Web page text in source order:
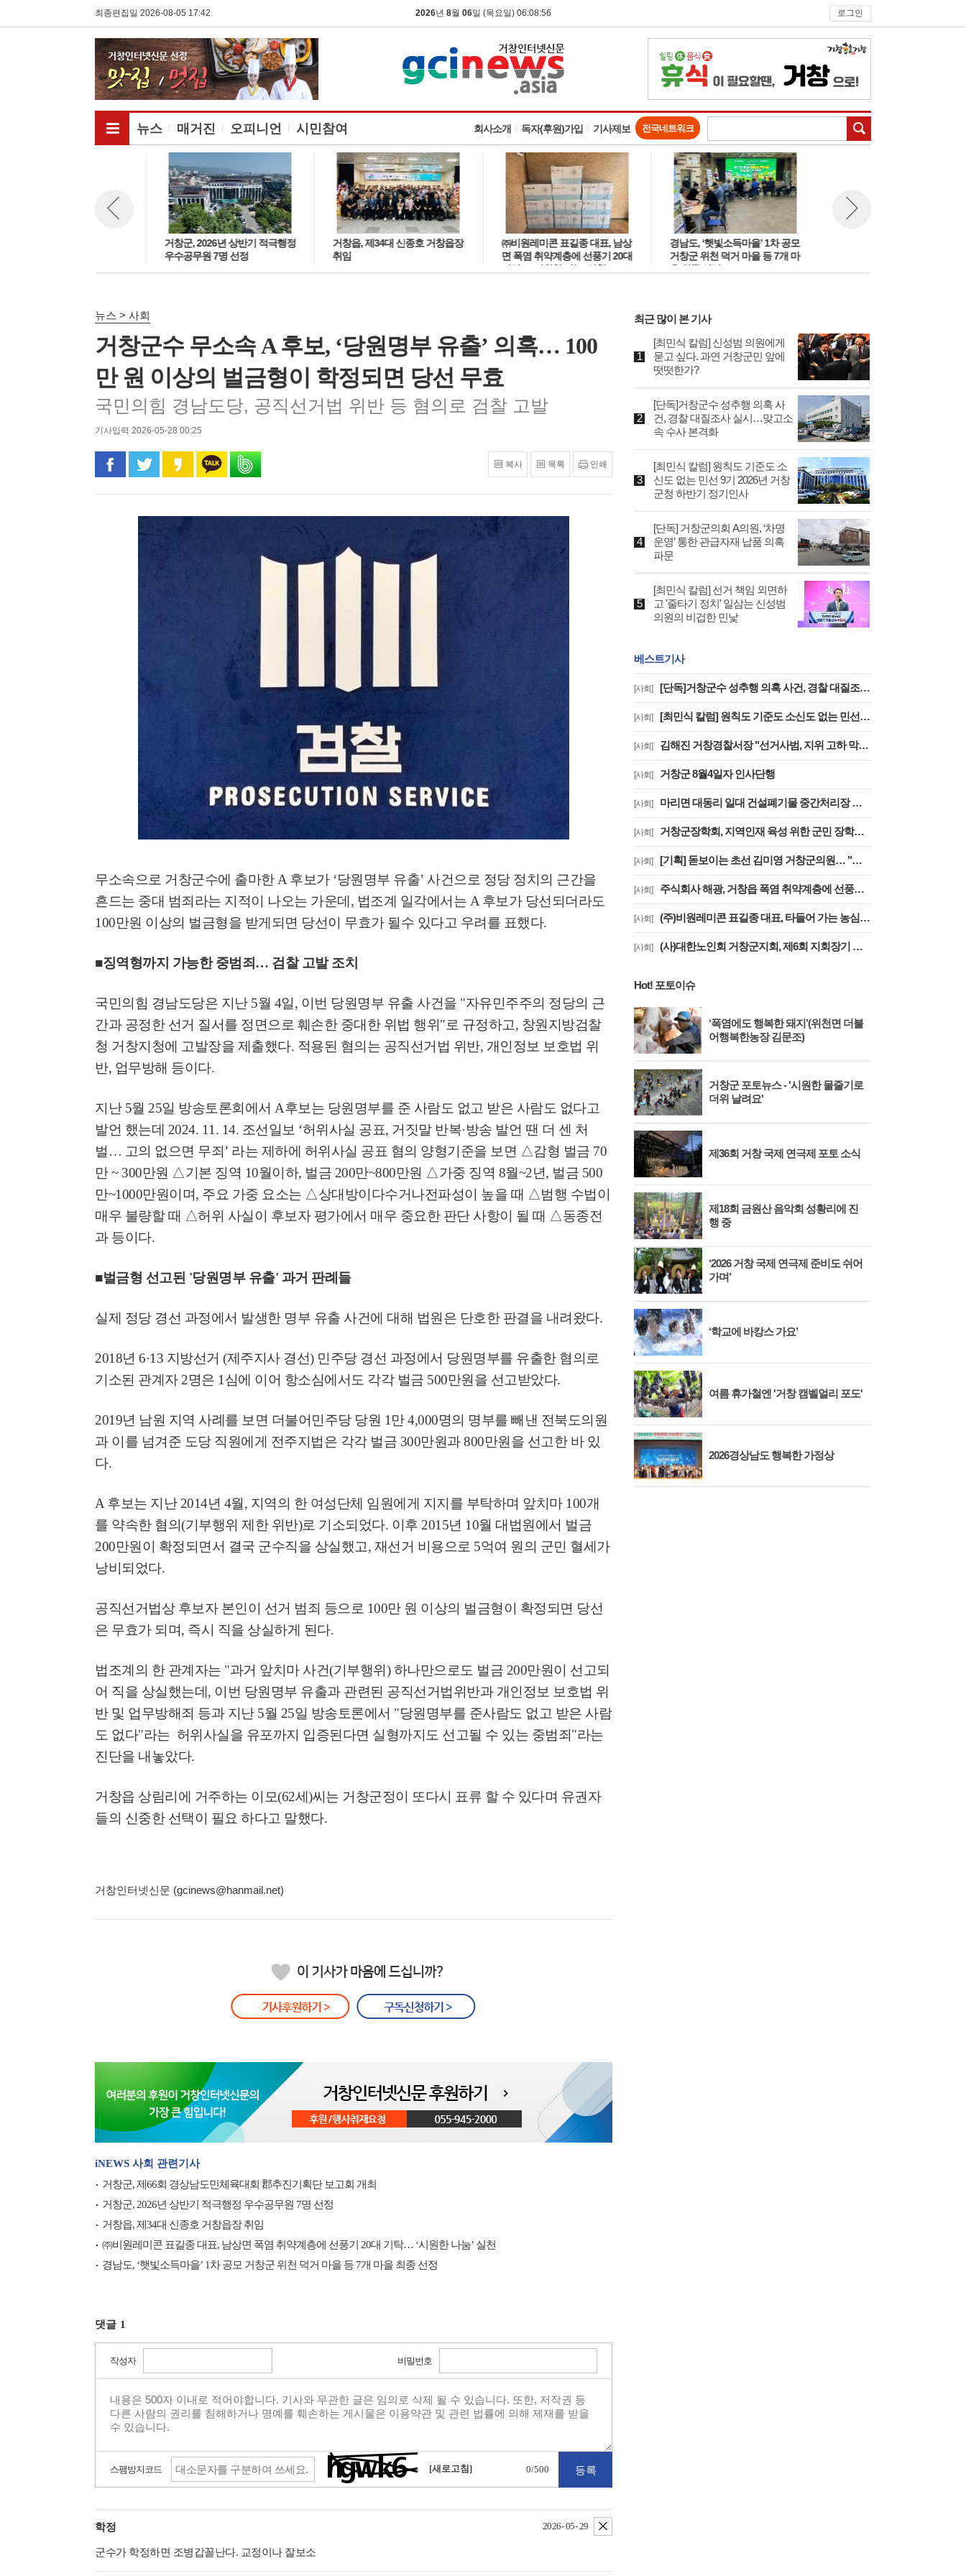
최종편집일 2026-08-05 17:42 2026년 8월 06일 (목요일) 06:08:57 로그인
뉴스 매거진 오피니언 시민참여 회사소개 독자(후원)가입 기사제보 전국네트워크
전체메뉴보기
거창군, 2026년 상반기 적극행정
우수공무원 7명 선정
거창읍, 제34대 신종호 거창읍장
취임
㈜비원레미콘 표길종 대표, 남상
면 폭염 취약계층에 선풍기 20대
기탁… ‘시원한 나눔’ 실천
경남도, ‘햇빛소득마을’ 1차 공모
거창군 위천 덕거 마을 등 7개 마
을 최종 선정
뉴스 > 사회
거창군수 무소속 A 후보, ‘당원명부 유출’ 의혹… 100
만 원 이상의 벌금형이 학정되면 당선 무효
국민의힘 경남도당, 공직선거법 위반 등 혐의로 검찰 고발
기사입력 2026-05-28 00:25
페이스북으로 공유
트위터로 공유카카오 스토리로 공유
카카오톡으로 공유
복사 목록 인쇄
무소속으로 거창군수에 출마한 A 후보가 ‘당원명부 유출’ 사건으로 정당 정치의 근간을
흔드는 중대 범죄라는 지적이 나오는 가운데 , 법조계 일각에서는 A 후보가 당선되더라도
100만원 이상의 벌금형을 받게되면 당선이 무효가 될수 있다고 우려를 표했다.
■징역형까지 가능한 중범죄… 검찰 고발 조치
국민의힘 경남도당은 지난 5월 4일, 이번 당원명부 유출 사건을 "자유민주주의 정당의 근
간과 공정한 선거 질서를 정면으로 훼손한 중대한 위법 행위 "로 규정하고, 창원지방검찰
청 거창지청에 고발장을 제출했다. 적용된 혐의는 공직선거법 위반, 개인정보 보호법 위
반, 업무방해 등이다.
지난 5월 25일 방송토론회에서 A후보는 당원명부를 준 사람도 없고 받은 사람도 없다고
발언 했는데 2024. 11. 14. 조선일보 ‘허위사실 공표, 거짓말 반복·방송 발언 땐 더 센 처
벌 … 고의 없으면 무죄 ’ 라는 제하에 허위사실 공표 혐의 양형기준을 보면 △감형 벌금 70
만~ 300만원 △기본 징역 10월이하, 벌금 200만~800만원 △가중 징역 8월~2년, 벌금 500
만~1000만원이며, 주요 가중 요소는 △상대방이다수거나전파성이 높을 때 △범행 수법이
매우 불량할 때 △허위 사실이 후보자 평가에서 매우 중요한 판단 사항이 될 때 △동종전
과 등이다.
■벌금형 선고된 '당원명부 유출' 과거 판례들
실제 정당 경선 과정에서 발생한 명부 유출 사건에 대해 법원은 단호한 판결을 내려왔다.
2018년 6·13 지방선거 (제주지사 경선) 민주당 경선 과정에서 당원명부를 유출한 혐의로
기소된 관계자 2명은 1 심에 이어 항소심에서도 각각 벌금 500만원을 선고받았다.
2019년 남원 지역 사례를 보면 더불어민주당 당원 1 만4,000명의 명부를 빼낸 전북도의원
과 이를 넘겨준 도당 직원에게 전주지법은 각각 벌금 300만원과800만원을 선고한 바 있
다.
A 후보는 지난 2014년 4월, 지역의 한 여성단체 임원에게 지지를 부탁하며 앞치마 100개
를 약속한 혐의(기부행위 제한 위반)로 기소되었다. 이후 2015년 10월 대법원에서 벌금
200만원이 확정되면서 결국 군수직을 상실했고, 재선거 비용으로 5억여 원의 군민 혈세가
낭비되었다.
공직선거법상 후보자 본인이 선거 범죄 등으로 100만 원 이상의 벌금형이 확정되면 당선
은 무효가 되며, 즉시 직을 상실하게 된다.
법조계의 한 관계자는 "과거 앞치마 사건(기부행위 )하나만으로도 벌금 200만원이 선고되
어 직을 상실했는데 , 이번 당원명부 유출과 관련된 공직선거법위반과 개인정보 보호법 위
반 및 업무방해죄 등과 지난 5월 25일 방송토론에서 "당원명부를 준사람도 없고 받은 사람
도 없다"라는 허위사실을 유포까지 입증된다면 실형까지도 선고될 수 있는 중범죄 "라는
진단을 내놓았다.
거창읍 상림리에 거주하는 이모(62세 )씨는 거창군정이 또다시 표류 할 수 있다며 유권자
들의 신중한 선택이 필요 하다고 말했다.
거창인터넷신문 (gcinews@hanmail.net)
iNEWS 사회 관련기사
거창군, 제66회 경상남도민체육대회 郡추진기획단 보고회 개최
거창군, 2026년 상반기 적극행정 우수공무원 7명 선정
거창읍, 제34대 신종호 거창읍장 취임
㈜비원레미콘 표길종 대표, 남상면 폭염 취약계층에 선풍기 20대 기탁… ‘시원한 나눔’ 실천
경남도, ‘햇빛소득마을’ 1차 공모 거창군 위천 덕거 마을 등 7개 마을 최종 선정
댓글 1
작성자 비밀번호
스팸방지코드 [새로고침] 0/500
학정 2026- 05- 29
군수가 학정하면 조병갑꼴난다. 교정이나 잘보소
최근 많이 본 기사
[최민식 칼럼] 신성범 의원에게
묻고 싶다. 과연 거창군민 앞에
떳떳한가?
[단독]거창군수 성추행 의혹 사
건, 경찰 대질조사 실시…맞고소
속 수사 본격화
[최민식 칼럼] 원칙도 기준도 소
신도 없는 민선 9기 2026년 거창
군청 하반기 정기인사
[단독] 거창군의회 A의원, ‘차명
운영’ 통한 관급자재 납품 의혹
파문
[최민식 칼럼] 선거 책임 외면하
고 '줄타기 정치' 일삼는 신성범
의원의 비겁한 민낯
베스트기사
[사회] [단독]거창군수 성추행 의혹 사건, 경찰 대질조사 실시…맞고소 속 수사 본격화
[사회] [최민식 칼럼] 원칙도 기준도 소신도 없는 민선 9기 2026년 거창군청 하반기 정기인사
[사회] 김해진 거창경찰서장 "선거사범, 지위 고하 막론하고 법과 원칙 따라 엄정 수사"
[사회] 거창군 8월4일자 인사단행
[사회] 마리면 대동리 일대 건설폐기물 중간처리장 추진 절대 반대 기자 회견 및 집회
[사회] 거창군장학회, 지역인재 육성 위한 군민 장학금 기탁 잇따라
[사회] [기획] 돋보이는 초선 김미영 거창군의원… "단순 질의 넘어 행정 검증 중시"
[사회] 주식회사 해광, 거창읍 폭염 취약계층에 선풍기 50대 기탁
[사회] (주)비원레미콘 표길종 대표, 타들어 가는 농심에 ‘생명수’ 싣고 달렸다
[사회] (사)대한노인회 거창군지회, 제6회 지회장기 한궁대회 성료
Hot! 포토이슈
‘폭염에도 행복한 돼지’(위천면 더불
어행복한농장 김문조)
거창군 포토뉴스 - '시원한 물줄기로
더위 날려요'
제36회 거창 국제 연극제 포토 소식
제18회 금원산 음악회 성황리에 진
행 중
‘2026 거창 국제 연극제 준비도 쉬어
가며’
‘학교에 바캉스 가요’
여름 휴가철엔 '거창 캠벨얼리 포도'
2026경상남도 행복한 가정상